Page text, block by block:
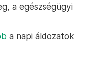
a egészségügyi
a napi áldozatok